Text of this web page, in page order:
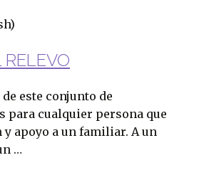
este conjunto de
para cualquier persona que
apoyo a un familiar. A un
…